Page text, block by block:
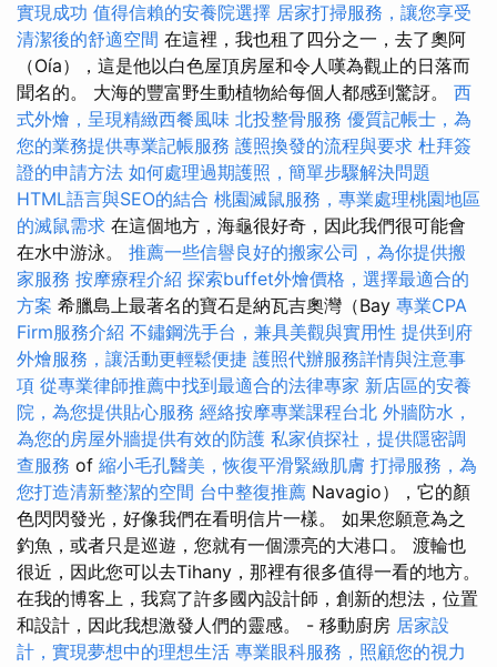
實現成功 值得信賴的安養院選擇 居家打掃服務，讓您享受
清潔後的舒適空間 在這裡，我也租了四分之一，去了奧阿
（Oía），這是他以白色屋頂房屋和令人嘆為觀止的日落而
聞名的。 大海的豐富野生動植物給每個人都感到驚訝。 西
式外燴，呈現精緻西餐風味 北投整骨服務 優質記帳士，為
您的業務提供專業記帳服務 護照換發的流程與要求 杜拜簽
證的申請方法 如何處理過期護照，簡單步驟解決問題
HTML語言與SEO的結合 桃園滅鼠服務，專業處理桃園地區
的滅鼠需求 在這個地方，海龜很好奇，因此我們很可能會
在水中游泳。 推薦一些信譽良好的搬家公司，為你提供搬
家服務 按摩療程介紹 探索buffet外燴價格，選擇最適合的
方案 希臘島上最著名的寶石是納瓦吉奧灣（Bay 專業CPA
Firm服務介紹 不鏽鋼洗手台，兼具美觀與實用性 提供到府
外燴服務，讓活動更輕鬆便捷 護照代辦服務詳情與注意事
項 從專業律師推薦中找到最適合的法律專家 新店區的安養
院，為您提供貼心服務 經絡按摩專業課程台北 外牆防水，
為您的房屋外牆提供有效的防護 私家偵探社，提供隱密調
查服務 of 縮小毛孔醫美，恢復平滑緊緻肌膚 打掃服務，為
您打造清新整潔的空間 台中整復推薦 Navagio），它的顏
色閃閃發光，好像我們在看明信片一樣。 如果您願意為之
釣魚，或者只是巡遊，您就有一個漂亮的大港口。 渡輪也
很近，因此您可以去Tihany，那裡有很多值得一看的地方。
在我的博客上，我寫了許多國內設計師，創新的想法，位置
和設計，因此我想激發人們的靈感。 - 移動廚房 居家設
計，實現夢想中的理想生活 專業眼科服務，照顧您的視力